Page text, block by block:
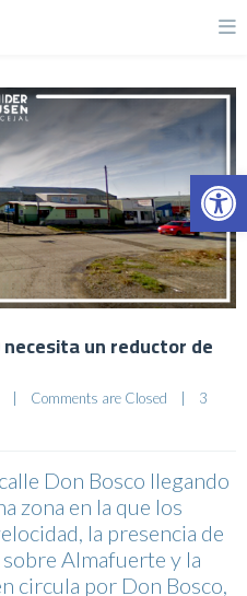
un reductor de
| Comments are Closed |
3
Don Bosco llegando
zona en la que los
la presencia de
Almafuerte y la
circula por Don Bosco,